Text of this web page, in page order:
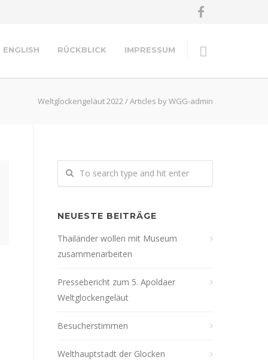
ENGLISH RÜCKBLICK IMPRESSUM
Weltglockengeläut 2022/Articles by WGG-admin
NEUESTE BEITRÄGE
Thailänder wollen mit Museum
zusammenarbeiten
Pressebericht zum 5. Apoldaer
Weltglockengeläut
Besucherstimmen
Welthauptstadt der Glocken